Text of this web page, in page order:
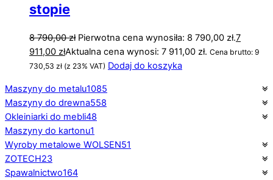
stopie
8 790,00zł Pierwotna cena wynosiła: 8 790,00 zł.7
911,00 złAktualna cena wynosi: 7 911,00 zł. Cena brutto: 9
730,53 zł (z 23% VAT) Dodaj do koszyka
Maszyny do metalu1085
Maszyny do drewna558
Okleiniarki do mebli48
Maszyny do kartonu1
Wyroby metalowe WOLSEN51
ZOTECH23
Spawalnictwo164